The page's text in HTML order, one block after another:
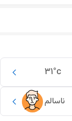
31°c
ناسالم